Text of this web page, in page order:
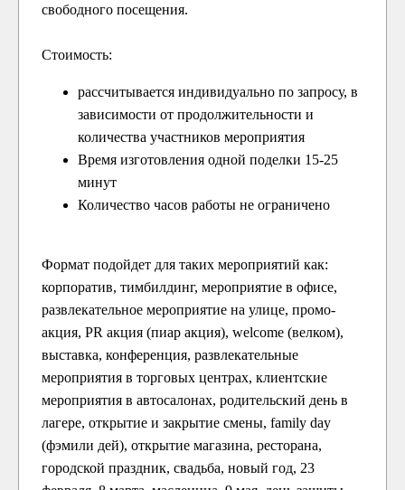
свободного посещения.
Стоимость:
рассчитывается индивидуально по запросу, в
зависимости от продолжительности и
количества участников мероприятия
Время изготовления одной поделки 15-25
минут
Количество часов работы не ограничено
Формат подойдет для таких мероприятий как:
корпоратив, тимбилдинг, мероприятие в офисе,
развлекательное мероприятие на улице, промо-
акция, PR акция (пиар акция), welcome (велком),
выставка, конференция, развлекательные
мероприятия в торговых центрах, клиентские
мероприятия в автосалонах, родительский день в
лагере, открытие и закрытие смены, family day
(фэмили дей), открытие магазина, ресторана,
городской праздник, свадьба, новый год, 23